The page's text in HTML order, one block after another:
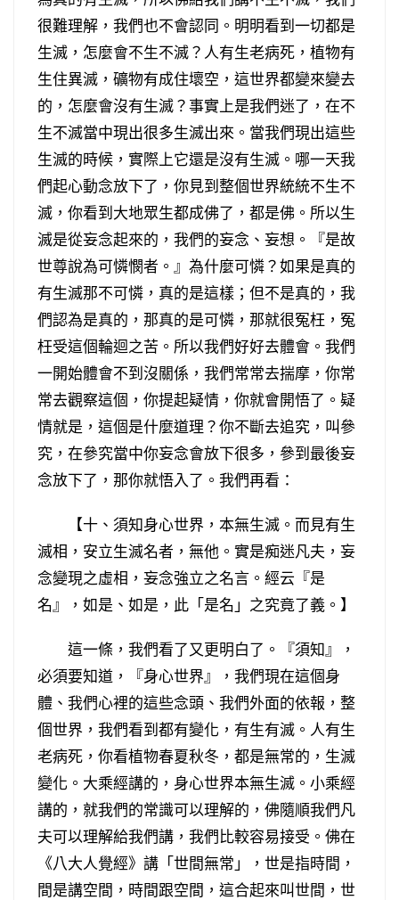
很難理解，我們也不會認同。明明看到一切都是
生滅，怎麼會不生不滅？人有生老病死，植物有
生住異滅，礦物有成住壞空，這世界都變來變去
的，怎麼會沒有生滅？事實上是我們迷了，在不
生不滅當中現出很多生滅出來。當我們現出這些
生滅的時候，實際上它還是沒有生滅。哪一天我
們起心動念放下了，你見到整個世界統統不生不
滅，你看到大地眾生都成佛了，都是佛。所以生
滅是從妄念起來的，我們的妄念、妄想。『是故
世尊說為可憐憫者。』為什麼可憐？如果是真的
有生滅那不可憐，真的是這樣；但不是真的，我
們認為是真的，那真的是可憐，那就很冤枉，冤
枉受這個輪迴之苦。所以我們好好去體會。我們
一開始體會不到沒關係，我們常常去揣摩，你常
常去觀察這個，你提起疑情，你就會開悟了。疑
情就是，這個是什麼道理？你不斷去追究，叫參
究，在參究當中你妄念會放下很多，參到最後妄
念放下了，那你就悟入了。我們再看：
【十、須知身心世界，本無生滅。而見有生
滅相，安立生滅名者，無他。實是痴迷凡夫，妄
念變現之虛相，妄念強立之名言。經云『是
名』，如是、如是，此「是名」之究竟了義。】
這一條，我們看了又更明白了。『須知』，
必須要知道，『身心世界』，我們現在這個身
體、我們心裡的這些念頭、我們外面的依報，整
個世界，我們看到都有變化，有生有滅。人有生
老病死，你看植物春夏秋冬，都是無常的，生滅
變化。大乘經講的，身心世界本無生滅。小乘經
講的，就我們的常識可以理解的，佛隨順我們凡
夫可以理解給我們講，我們比較容易接受。佛在
《八大人覺經》講「世間無常」，世是指時間，
間是講空間，時間跟空間，這合起來叫世間，世